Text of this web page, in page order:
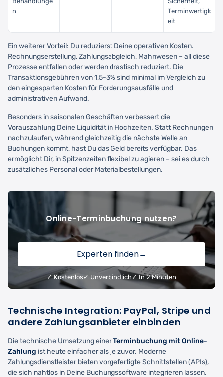
n
Terminwertigk
eit
Ein weiterer Vorteil: Du reduzierst Deine operativen Kosten.
Rechnungserstellung, Zahlungsabgleich, Mahnwesen – all diese
Prozesse entfallen oder werden drastisch reduziert. Die
Transaktionsgebühren von 1,5-3% sind minimal im Vergleich zu
den eingesparten Kosten für Forderungsausfälle und
administrativen Aufwand.
Besonders in saisonalen Geschäften verbessert die
Vorauszahlung Deine Liquidität in Hochzeiten. Statt Rechnungen
nachzulaufen, während gleichzeitig die nächste Welle an
Buchungen kommt, hast Du das Geld bereits verfügbar. Das
ermöglicht Dir, in Spitzenzeiten flexibel zu agieren – sei es durch
zusätzliches Personal oder Materialbestellungen.
Online-Terminbuchung nutzen?
Experten finden→
✓ Kostenlos ✓ Unverbindlich ✓ In 2 Minuten
Technische Integration: PayPal, Stripe und
andere Zahlungsanbieter einbinden
Die technische Umsetzung einerTerminbuchung mit Online-
Zahlung ist heute einfacher als je zuvor. Moderne
Zahlungsdienstleister bieten vorgefertigte Schnittstellen (APIs),
die sich nahtlos in Deine Buchungssoftware integrieren lassen.